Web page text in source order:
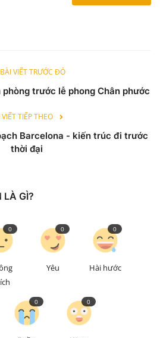
BÀI VIẾT TRƯỚC ĐÓ
phòng trước lễ phong Chân phước
TIẾP THEO
Barcelona - kiến trúc đi trước
thời đại
LÀ GÌ?
0
Yêu
0
Hài hước
0
0 0